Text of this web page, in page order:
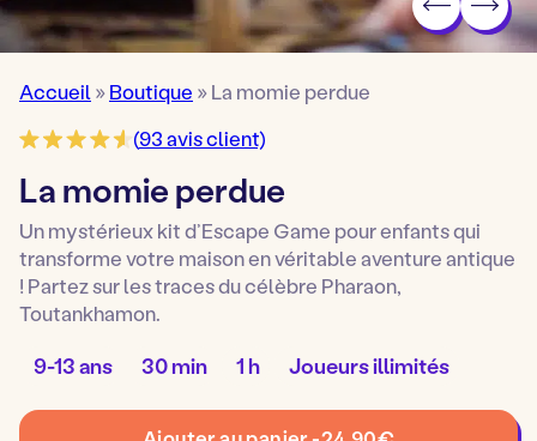
Accueil»Boutique »La momie perdue
(93avis client)
La momie perdue
Un mystérieux kit d’Escape Game pour enfants qui
transforme votre maison en véritable aventure antique
! Partez sur les traces du célèbre Pharaon,
Toutankhamon.
Âge
pour
:
9-13 ans
Temps
de30 min
Temps
1 h
Nombre
deJoueurs illimités